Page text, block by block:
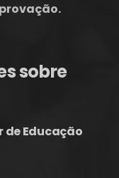
sobre
de Educação